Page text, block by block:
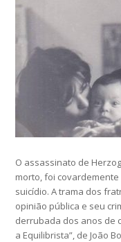
O assassinato de
morto, foi
suicídio. A trama dos
opinião pública e seu
derrubada dos anos de
a Equilibrista”, de João